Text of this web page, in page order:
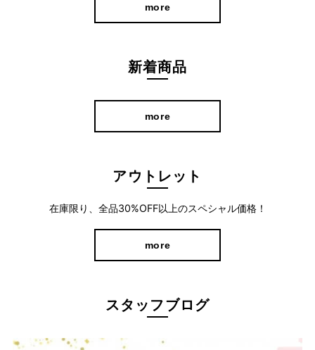
感”は欲しいもの。
きれいめな印象に仕上がります。
シンプルなデザインで、さまざまなシーンで活躍すること間違い
なしです。
more
新着商品
more
アウトレット
在庫限り、全品30%OFF以上のスペシャル価格！
more
スタッフブログ